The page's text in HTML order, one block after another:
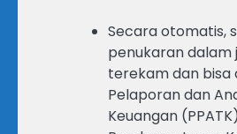
Secara otomatis,
penukaran dalam
terekam dan bisa
Pelaporan dan
Keuangan